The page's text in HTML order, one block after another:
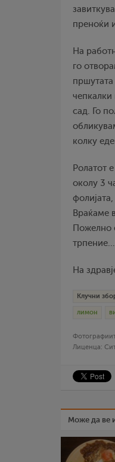
преноќи
На
го
сад. Го
колку
Ролатот
околу 3
Враќаме
Пожелно
На
Клучни
лимон
Лиценца:
Може да ве